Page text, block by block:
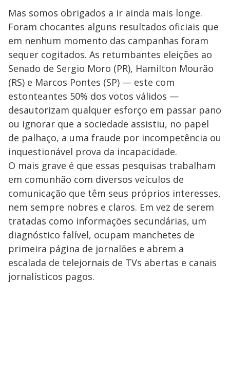
Mas somos obrigados a ir ainda mais longe.
Foram chocantes alguns resultados oficiais que
em nenhum momento das campanhas foram
sequer cogitados. As retumbantes eleições ao
Senado de Sergio Moro (PR), Hamilton Mourão
(RS) e Marcos Pontes (SP) — este com
estonteantes 50% dos votos válidos —
desautorizam qualquer esforço em passar pano
ou ignorar que a sociedade assistiu, no papel
de palhaço, a uma fraude por incompetência ou
inquestionável prova da incapacidade.
O mais grave é que essas pesquisas trabalham
em comunhão com diversos veículos de
comunicação que têm seus próprios interesses,
nem sempre nobres e claros. Em vez de serem
tratadas como informações secundárias, um
diagnóstico falível, ocupam manchetes de
primeira página de jornalões e abrem a
escalada de telejornais de TVs abertas e canais
jornalísticos pagos.